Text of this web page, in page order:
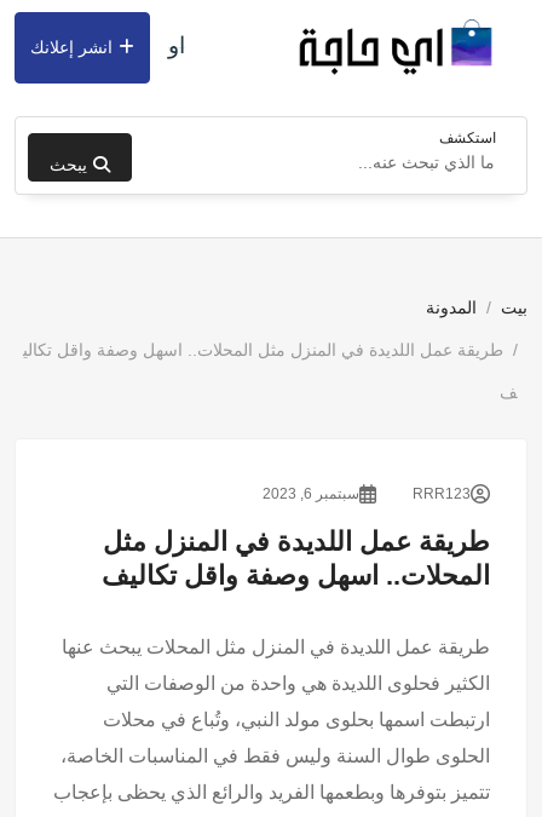
استكشف
يبحث
او انشر إعلانك
بيت المدونة
طريقة عمل اللديدة في المنزل مثل المحلات.. اسهل وصفة واقل تكالي
ف
RRR123 سبتمبر 6, 2023
طريقة عمل اللديدة في المنزل مثل
المحلات.. اسهل وصفة واقل تكاليف
طريقة عمل اللديدة في المنزل مثل المحلات يبحث عنها
الكثير فحلوى اللديدة هي واحدة من الوصفات التي
ارتبطت اسمها بحلوى مولد النبي، وتُباع في محلات
الحلوى طوال السنة وليس فقط في المناسبات الخاصة،
تتميز بتوفرها وبطعمها الفريد والرائع الذي يحظى بإعجاب